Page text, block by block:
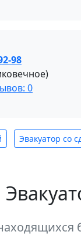
98
0
Эвакуатор со